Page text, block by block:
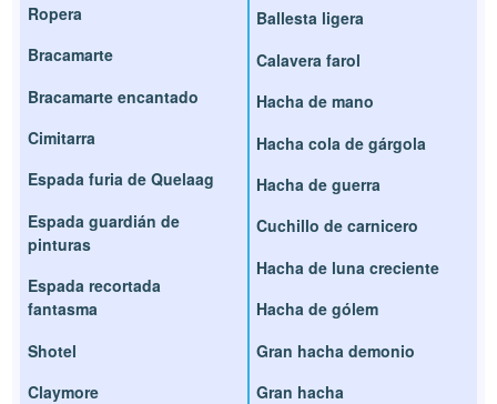
Ropera
Bracamarte
Bracamarte encantado
Cimitarra
Espada furia de Quelaag
Espada guardián de
pinturas
Espada recortada
fantasma
Shotel
Claymore
Ballesta ligera
Calavera farol
Hacha de mano
Hacha cola de gárgola
Hacha de guerra
Cuchillo de carnicero
Hacha de luna creciente
Hacha de gólem
Gran hacha demonio
Gran hacha